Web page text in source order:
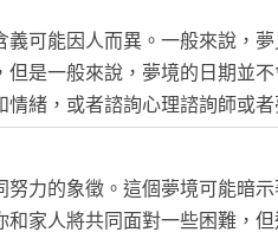
可能因人而異。一般來說，
是一般來說，夢境的日期並
緒，或者諮詢心理諮詢師或者
力的象徵。這個夢境可能暗
家人將共同面對一些困難，